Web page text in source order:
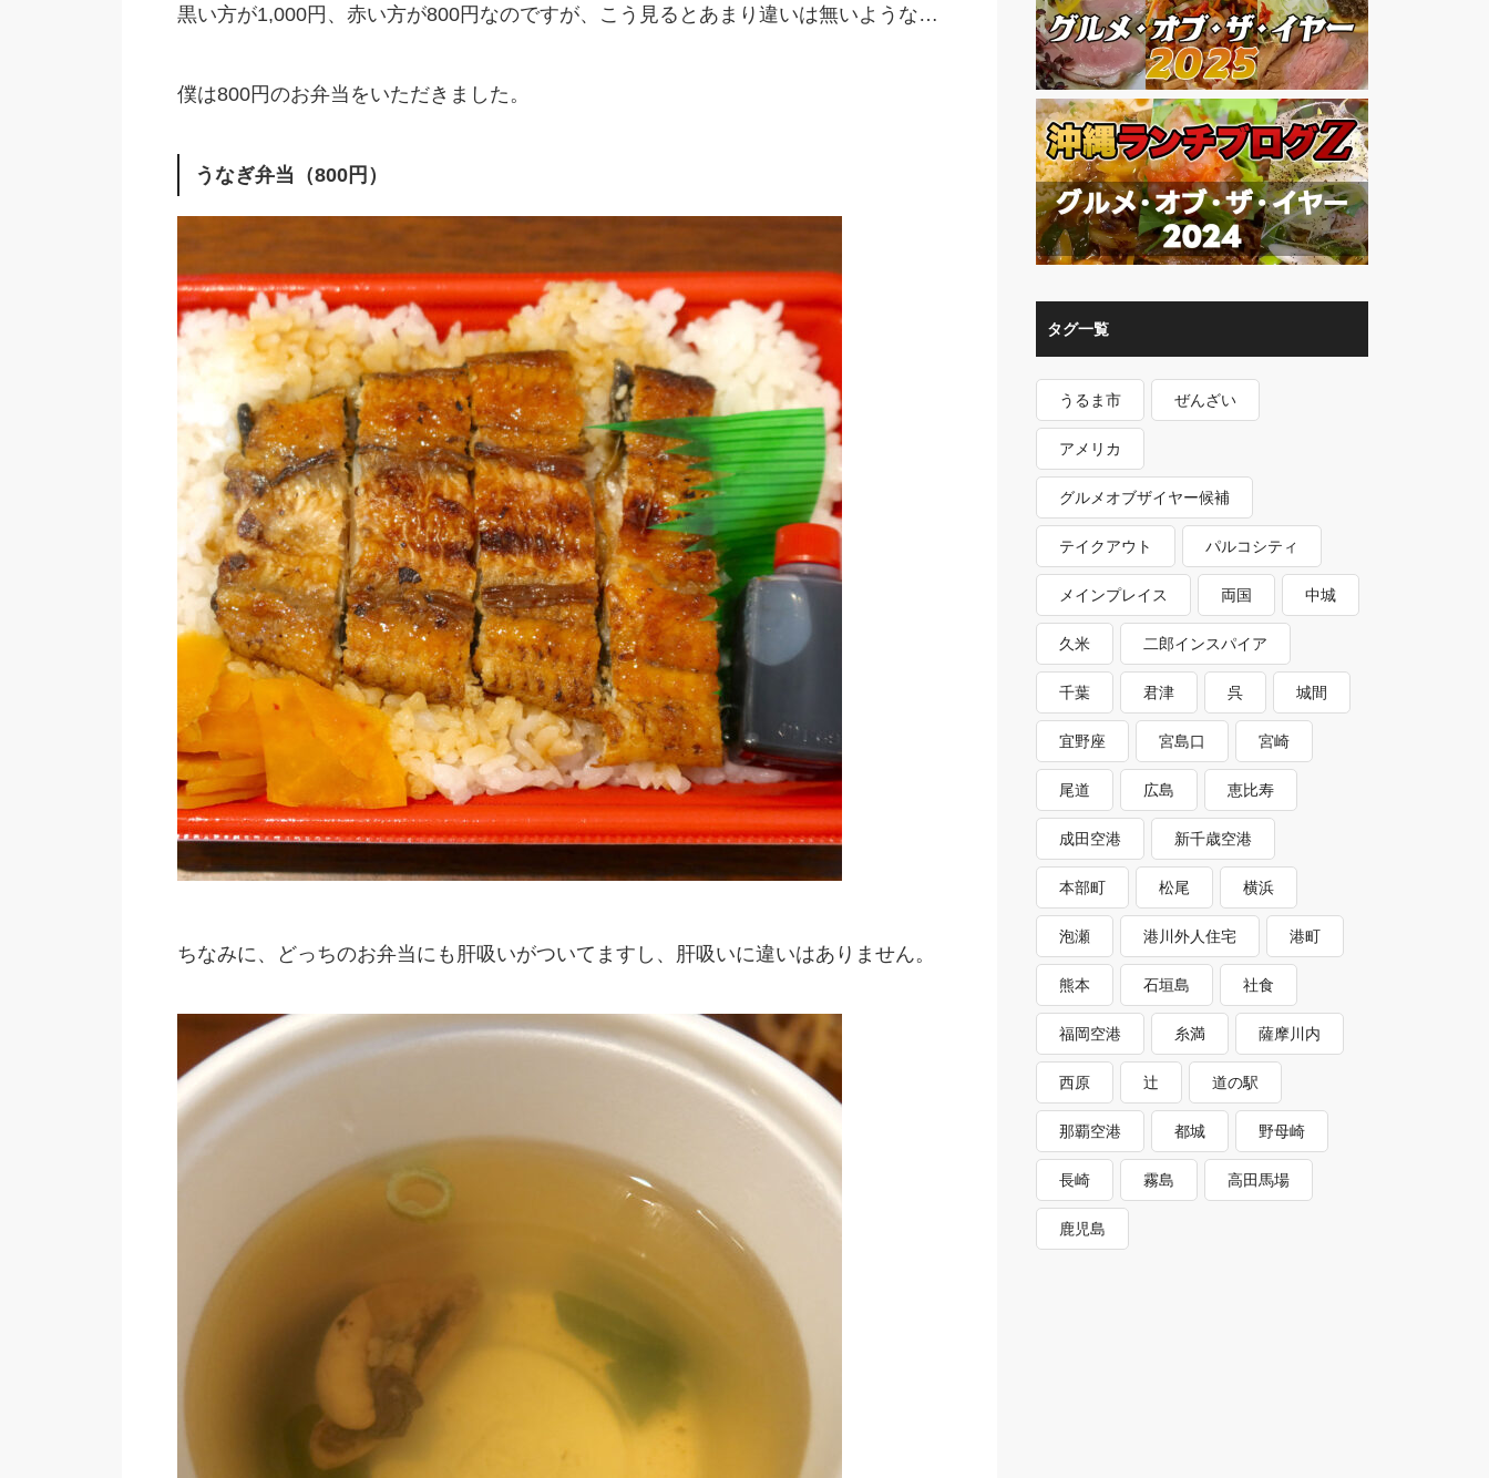
黒い方が1,000円、赤い方が800円なのですが、こう見るとあまり違いは無いような…
僕は800円のお弁当をいただきました。
うなぎ弁当（800円）
ちなみに、どっちのお弁当にも肝吸いがついてますし、肝吸いに違いはありません。
タグ一覧
うるま市 ぜんざい
アメリカ
グルメオブザイヤー候補
テイクアウト パルコシティ
メインプレイス 両国 中城
久米 二郎インスパイア
千葉 君津 呉 城間
宜野座 宮島口 宮崎
尾道 広島 恵比寿
成田空港 新千歳空港
本部町 松尾 横浜
泡瀬 港川外人住宅 港町
熊本 石垣島 社食
福岡空港 糸満 薩摩川内
西原 辻 道の駅
那覇空港 都城 野母崎
長崎 霧島 高田馬場
鹿児島